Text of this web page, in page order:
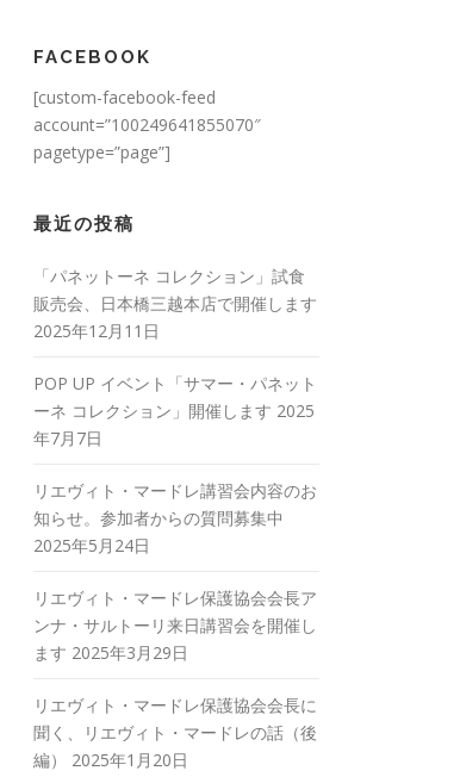
FACEBOOK
[custom-facebook-feed
account=”100249641855070″
pagetype=”page”]
最近の投稿
「パネットーネ コレクション」試食
販売会、日本橋三越本店で開催します
2025年12月11日
POP UP イベント「サマー・パネット
ーネ コレクション」開催します 2025
年7月7日
リエヴィト・マードレ講習会内容のお
知らせ。参加者からの質問募集中
2025年5月24日
リエヴィト・マードレ保護協会会長ア
ンナ・サルトーリ来日講習会を開催し
ます 2025年3月29日
リエヴィト・マードレ保護協会会長に
聞く、リエヴィト・マードレの話（後
編）
2025年1月20日